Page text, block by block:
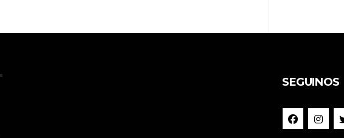
SEGUINOS